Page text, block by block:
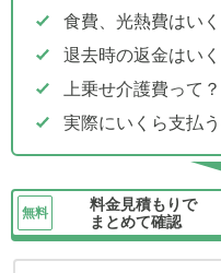
食費、光熱費はい
退去時の返金はい
上乗せ介護費って？
実際にいくら支払
無料
料金見積もりで
まとめて確認